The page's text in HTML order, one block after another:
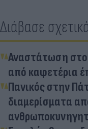
Διάβασε
Αναστάτωση στο
από καφετέρια
Πανικός στην
διαμερίσματα